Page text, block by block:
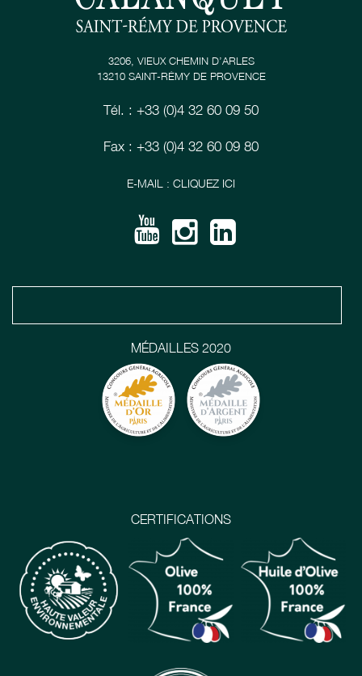
CERTIFICATIONS
MÉDAILLES 2020
3206, VIEUX CHEMIN D’ARLES
13210 SAINT-RÉMY DE PROVENCE
Tél. : +33 (0)4 32 60 09 50
Fax : +33 (0)4 32 60 09 80
E-MAIL : CLIQUEZ ICI